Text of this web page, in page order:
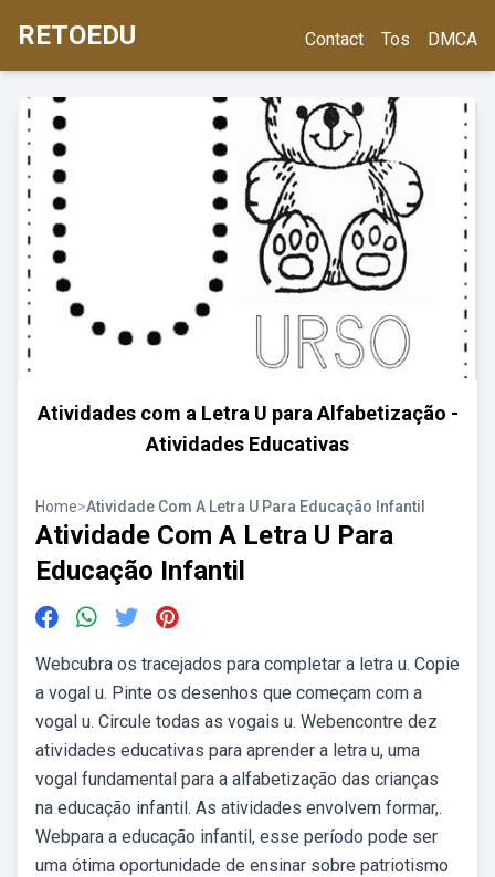
RETOEDU Contact Tos DMCA
Atividades com a Letra U para Alfabetização -
Atividades Educativas
Home>Atividade Com A Letra U Para Educação Infantil
Atividade Com A Letra U Para
Educação Infantil
Webcubra os tracejados para completar a letra u. Copie
a vogal u. Pinte os desenhos que começam com a
vogal u. Circule todas as vogais u. Webencontre dez
atividades educativas para aprender a letra u, uma
vogal fundamental para a alfabetização das crianças
na educação infantil. As atividades envolvem formar,.
Webpara a educação infantil, esse período pode ser
uma ótima oportunidade de ensinar sobre patriotismo